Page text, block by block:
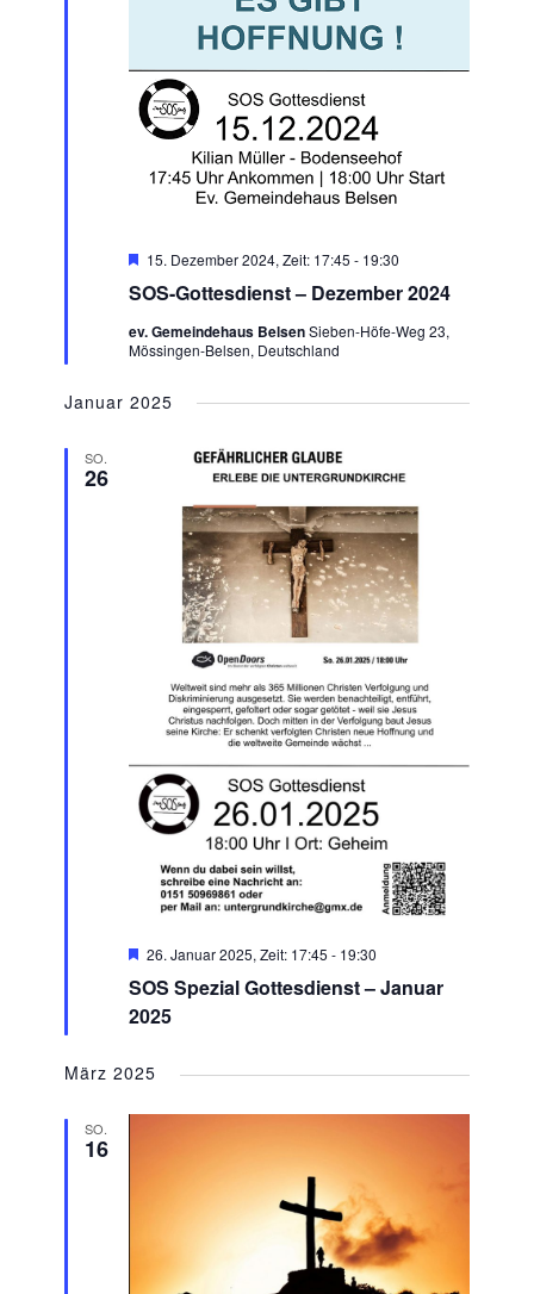
SOS-Gottesdienst – Dezember 2024
Hervorgehoben
15. Dezember 2024, Zeit: 17:45 - 19:30
ev. Gemeindehaus BelsenSieben-Höfe-Weg 23,
Mössingen-Belsen, Deutschland
Januar 2025
SO.
26
SOS Spezial Gottesdienst – Januar
2025
Hervorgehoben
26. Januar 2025, Zeit: 17:45 - 19:30
März 2025
SO.
16